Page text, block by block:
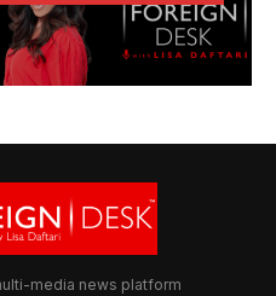
media news platform